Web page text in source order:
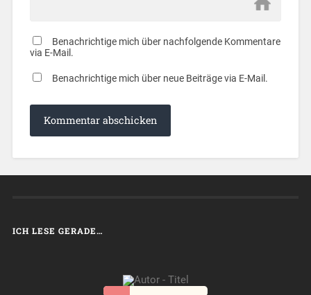
Benachrichtige mich über nachfolgende Kommentare
via E-Mail.
Benachrichtige mich über neue Beiträge via E-Mail.
ICH LESE GERADE…